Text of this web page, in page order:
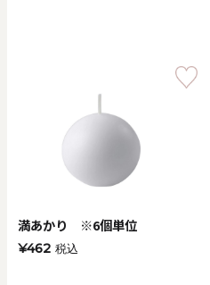
満あかり ※6個単位
¥462 税込